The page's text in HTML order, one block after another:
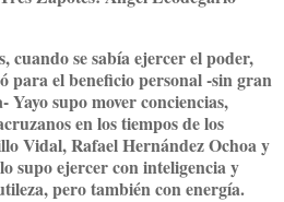
cuando se sabía ejercer el poder,
para el beneficio personal -sin gran
Yayo supo mover conciencias,
en los tiempos de los
Vidal, Rafael Hernández Ochoa y
supo ejercer con inteligencia y
pero también con energía.